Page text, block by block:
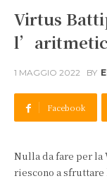
Virtus
1 MAGGIO 2022 BY
Facebook
Nulla da fare per
riescono a